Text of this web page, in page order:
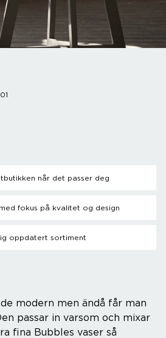
når det passer deg
fokus på kvalitet og design
oppdatert sortiment
modern men ändå får man
passar in varsom och mixar
fina Bubbles vaser så